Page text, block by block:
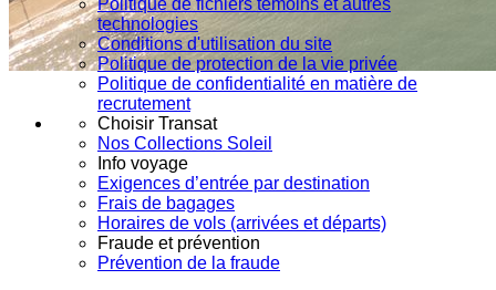
Politique de fichiers témoins et autres
technologies
Conditions d'utilisation du site
Politique de protection de la vie privée
Politique de confidentialité en matière de
recrutement
Choisir Transat
Nos Collections Soleil
Info voyage
Exigences d’entrée par destination
Frais de bagages
Horaires de vols (arrivées et départs)
Fraude et prévention
Prévention de la fraude